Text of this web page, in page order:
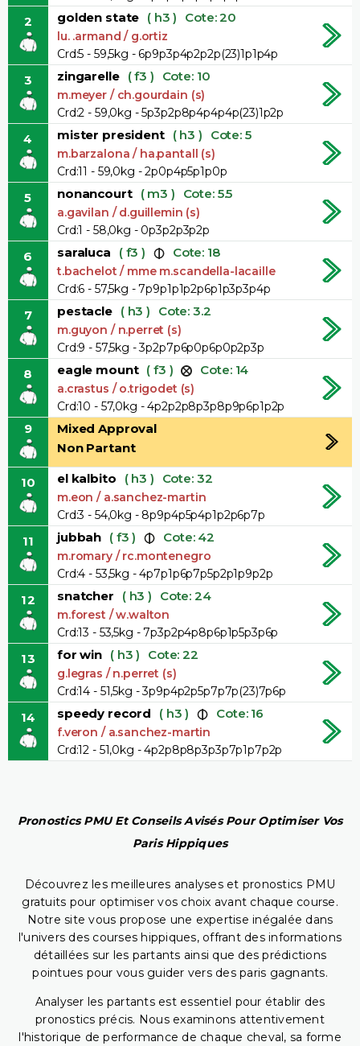
2 golden state ( h3 ) Cote: 20
lu. .armand / g.ortiz
Crd:5 - 59,5kg - 6p9p3p4p2p2p(23)1p1p4p
3 zingarelle ( f3 ) Cote: 10
m.meyer / ch.gourdain (s)
Crd:2 - 59,0kg - 5p3p2p8p4p4p4p(23)1p2p
4 mister president ( h3 ) Cote: 5
m.barzalona / ha.pantall (s)
Crd:11 - 59,0kg - 2p0p4p5p1p0p
5 nonancourt ( m3 ) Cote: 5.5
a.gavilan / d.guillemin (s)
Crd:1 - 58,0kg - 0p3p2p3p2p
6 saraluca ( f3 ) Cote: 18
t.bachelot / mme m.scandella-lacaille
Crd:6 - 57,5kg - 7p9p1p1p2p6p1p3p3p4p
7 pestacle ( h3 ) Cote: 3.2
m.guyon / n.perret (s)
Crd:9 - 57,5kg - 3p2p7p6p0p6p0p2p3p
8 eagle mount ( f3 ) Cote: 14
a.crastus / o.trigodet (s)
Crd:10 - 57,0kg - 4p2p2p8p3p8p9p6p1p2p
9
Mixed Approval
Non Partant
10 el kalbito ( h3 ) Cote: 32
m.eon / a.sanchez-martin
Crd:3 - 54,0kg - 8p9p4p5p4p1p2p6p7p
11 jubbah ( f3 ) Cote: 42
m.romary / rc.montenegro
Crd:4 - 53,5kg - 4p7p1p6p7p5p2p1p9p2p
12 snatcher ( h3 ) Cote: 24
m.forest / w.walton
Crd:13 - 53,5kg - 7p3p2p4p8p6p1p5p3p6p
13 for win ( h3 ) Cote: 22
g.legras / n.perret (s)
Crd:14 - 51,5kg - 3p9p4p2p5p7p7p(23)7p6p
14 speedy record ( h3 ) Cote: 16
f.veron / a.sanchez-martin
Crd:12 - 51,0kg - 4p2p8p8p3p3p7p1p7p2p
Pronostics PMU Et Conseils Avisés Pour Optimiser Vos
Paris Hippiques
Découvrez les meilleures analyses et pronostics PMU
gratuits pour optimiser vos choix avant chaque course.
Notre site vous propose une expertise inégalée dans
l'univers des courses hippiques, offrant des informations
détaillées sur les partants ainsi que des prédictions
pointues pour vous guider vers des paris gagnants.
Analyser les partants est essentiel pour établir des
pronostics précis. Nous examinons attentivement
l'historique de performance de chaque cheval, sa forme